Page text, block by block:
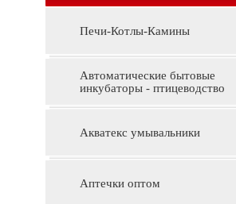
Печи-Котлы-Камины
Автоматические бытовые
инкубаторы - птицеводство
Акватекс умывальники
Аптечки оптом